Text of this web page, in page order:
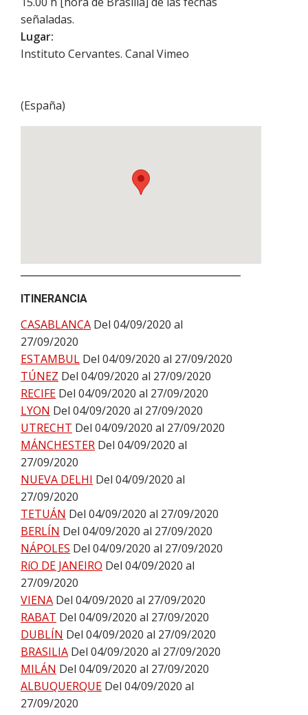
señaladas.
Lugar:
Instituto Cervantes. Canal Vimeo
(España)
ITINERANCIA
CASABLANCA Del 04/09/2020 al
27/09/2020
ESTAMBUL Del 04/09/2020 al 27/09/2020
TÚNEZ Del 04/09/2020 al 27/09/2020
RECIFE Del 04/09/2020 al 27/09/2020
LYON Del 04/09/2020 al 27/09/2020
UTRECHT Del 04/09/2020 al 27/09/2020
MÁNCHESTER Del 04/09/2020 al
27/09/2020
NUEVA DELHI Del 04/09/2020 al
27/09/2020
TETUÁN Del 04/09/2020 al 27/09/2020
BERLÍN Del 04/09/2020 al 27/09/2020
NÁPOLES Del 04/09/2020 al 27/09/2020
RíO DE JANEIRO Del 04/09/2020 al
27/09/2020
VIENA Del 04/09/2020 al 27/09/2020
RABAT Del 04/09/2020 al 27/09/2020
DUBLÍN Del 04/09/2020 al 27/09/2020
BRASILIA Del 04/09/2020 al 27/09/2020
MILÁN Del 04/09/2020 al 27/09/2020
ALBUQUERQUE Del 04/09/2020 al
27/09/2020